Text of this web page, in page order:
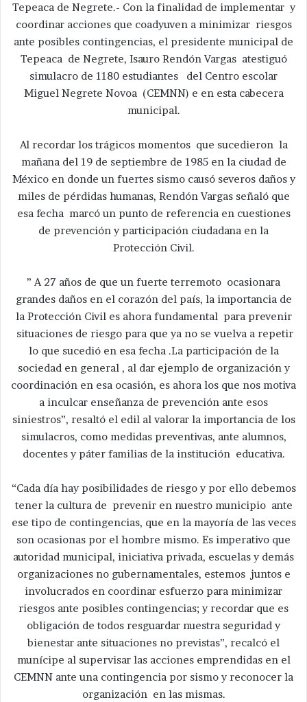
Tepeaca de Negrete.- Con la finalidad de implementar y
coordinar acciones que coadyuven a minimizar riesgos
ante posibles contingencias, el presidente municipal de
Tepeaca de Negrete, Isauro Rendón Vargas atestiguó
simulacro de 1180 estudiantes del Centro escolar
Miguel Negrete Novoa (CEMNN) e en esta cabecera
municipal.
Al recordar los trágicos momentos que sucedieron la
mañana del 19 de septiembre de 1985 en la ciudad de
México en donde un fuertes sismo causó severos daños y
miles de pérdidas humanas, Rendón Vargas señaló que
esa fecha marcó un punto de referencia en cuestiones
de prevención y participación ciudadana en la
Protección Civil.
” A 27 años de que un fuerte terremoto ocasionara
grandes daños en el corazón del país, la importancia de
la Protección Civil es ahora fundamental para prevenir
situaciones de riesgo para que ya no se vuelva a repetir
lo que sucedió en esa fecha .La participación de la
sociedad en general , al dar ejemplo de organización y
coordinación en esa ocasión, es ahora los que nos motiva
a inculcar enseñanza de prevención ante esos
siniestros”, resaltó el edil al valorar la importancia de los
simulacros, como medidas preventivas, ante alumnos,
docentes y páter familias de la institución educativa.
“Cada día hay posibilidades de riesgo y por ello debemos
tener la cultura de prevenir en nuestro municipio ante
ese tipo de contingencias, que en la mayoría de las veces
son ocasionas por el hombre mismo. Es imperativo que
autoridad municipal, iniciativa privada, escuelas y demás
organizaciones no gubernamentales, estemos juntos e
involucrados en coordinar esfuerzo para minimizar
riesgos ante posibles contingencias; y recordar que es
obligación de todos resguardar nuestra seguridad y
bienestar ante situaciones no previstas”, recalcó el
munícipe al supervisar las acciones emprendidas en el
CEMNN ante una contingencia por sismo y reconocer la
organización en las mismas.